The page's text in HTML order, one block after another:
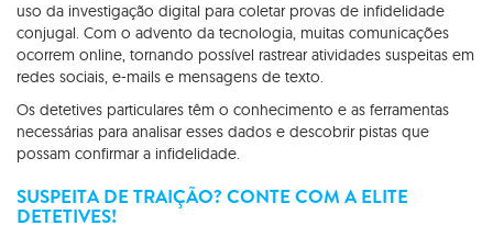
uso da investigação digital para coletar provas de infidelidade
conjugal. Com o advento da tecnologia, muitas comunicações
ocorrem online, tornando possível rastrear atividades suspeitas em
redes sociais, e-mails e mensagens de texto.
Os detetives particulares têm o conhecimento e as ferramentas
necessárias para analisar esses dados e descobrir pistas que
possam confirmar a infidelidade.
SUSPEITA DE TRAIÇÃO? CONTE COM A ELITE
DETETIVES!